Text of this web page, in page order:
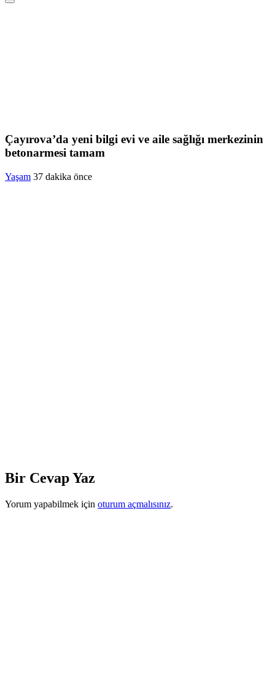
Çayırova’da yeni bilgi evi ve aile sağlığı merkezinin
betonarmesi tamam
Yaşam 37 dakika önce
Bir Cevap Yaz
Yorum yapabilmek için oturum açmalısınız.